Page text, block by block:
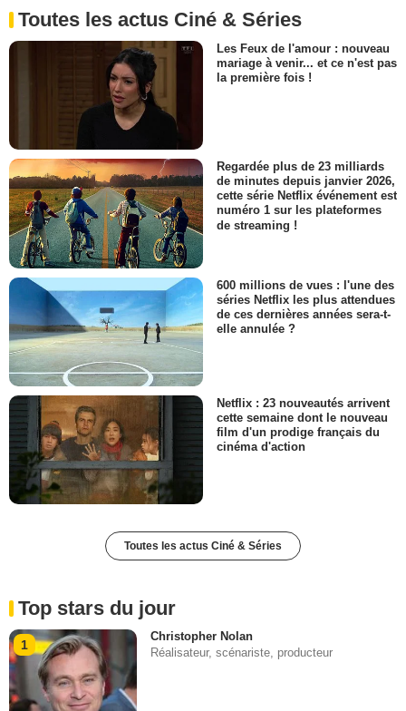
Toutes les actus Ciné & Séries
Les Feux de l'amour : nouveau
mariage à venir... et ce n'est pas
la première fois !
Regardée plus de 23 milliards
de minutes depuis janvier 2026,
cette série Netflix événement est
numéro 1 sur les plateformes
de streaming !
600 millions de vues : l'une des
séries Netflix les plus attendues
de ces dernières années sera-t-
elle annulée ?
Netflix : 23 nouveautés arrivent
cette semaine dont le nouveau
film d'un prodige français du
cinéma d'action
Toutes les actus Ciné & Séries
Top stars du jour
1
Christopher Nolan
Réalisateur, scénariste, producteur